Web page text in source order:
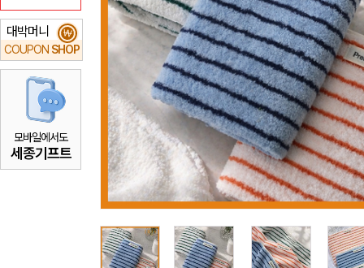
대박머니
COUPON SHOP
₩
모바일에서도
세종기프트